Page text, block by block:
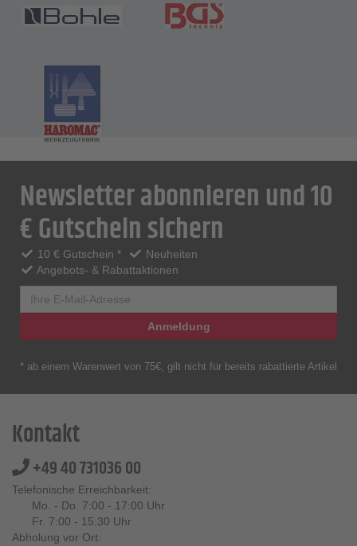
Newsletter abonnieren und 10
€ Gutschein sichern
10 € Gutschein *
Neuheiten
Angebots- & Rabattaktionen
Anmeldung
* ab einem Warenwert von 75€, gilt nicht für bereits rabattierte Artikel
Kontakt
+49 40 731036 00
Telefonische Erreichbarkeit:
Mo. - Do. 7:00 - 17:00 Uhr
Fr. 7:00 - 15:30 Uhr
Abholung vor Ort: